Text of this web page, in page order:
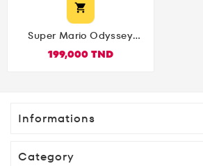

Super Mario Odyssey
Nintendo Switch
199,000 TND
Informations
Category